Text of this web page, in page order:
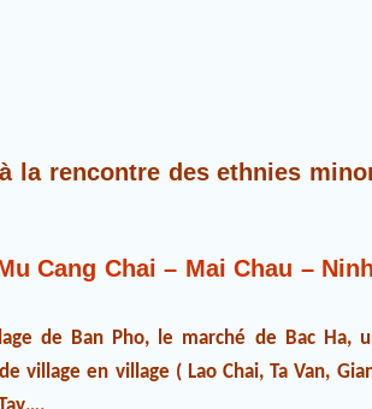
la rencontre des ethnies
Cang Chai – Mai Chau –
de Ban Pho, le marché de Bac Ha,
en village ( Lao Chai, Ta Van,